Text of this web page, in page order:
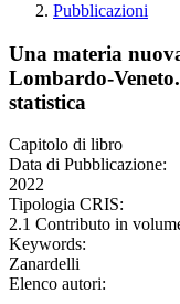
Pubblicazioni
Una materia
Lombardo-
statistica
Capitolo di libro
Data di Pubblicazione:
2022
Tipologia CRIS:
2.1 Contributo in
Keywords:
Zanardelli
Elenco autori: